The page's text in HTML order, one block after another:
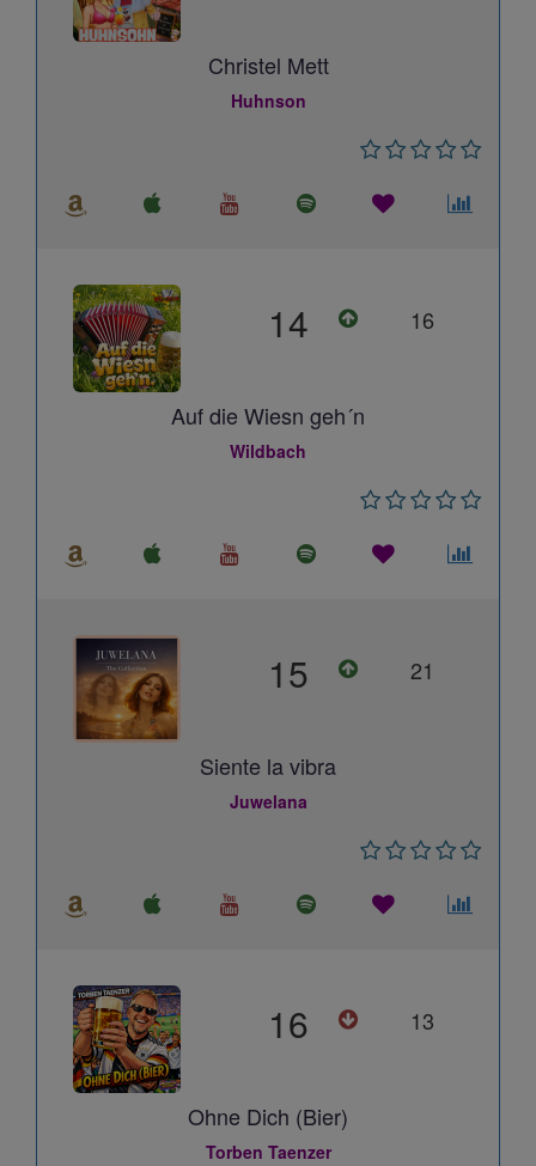
Christel Mett
Huhnson
14 16
Auf die Wiesn geh´n
Wildbach
15 21
Siente la vibra
Juwelana
16 13
Ohne Dich (Bier)
Torben Taenzer